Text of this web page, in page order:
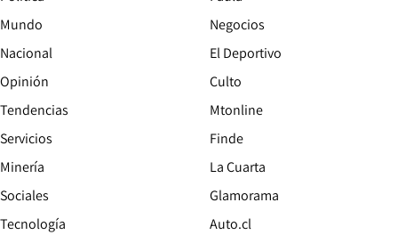
Mundo
Nacional
Opinión
Tendencias
Servicios
Minería
Sociales
Tecnología
Negocios
El Deportivo
Culto
Mtonline
Finde
La Cuarta
Glamorama
Auto.clOpens in new window